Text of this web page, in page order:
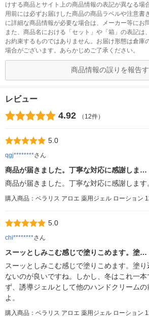
けする商品とサイト上の商品情報の表記が異なる場
用前には必ずお届けした商品の商品ラベルや注意書
に詳細な商品情報が必要な場合は、メーカー等にお
また、商品名における「セット」や「箱」の表記は
お約束するものではありません。お届け形態は倉庫
場合がございます。あらかじめご了承ください。
商品情報の誤りを報告
レビュー
4.92 （12件）
5.0
qgj********さん
商品が届きました。丁寧な対応に感謝しま…
商品が届きました。丁寧な対応に感謝します
購入商品：ベラリス アロエ 薬用ジェル ローション
5.0
chi********さん
スーッとしみこむ感じで塗りこめます。塗…
スーッとしみこむ感じで塗りこめます。塗
ないのが良いですね。しかし、冬はこれ一
ず、誘導ジェルとして他のハンドクリーム
よ。
購入商品：ベラリス アロエ 薬用ジェル ローション